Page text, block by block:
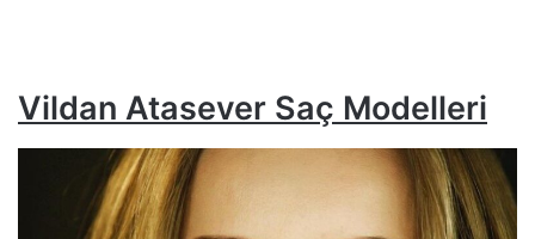
Vildan Atasever Saç Modelleri